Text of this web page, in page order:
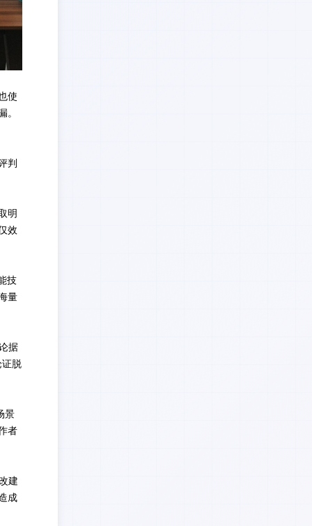
使
。
判
明
效
技
量
据
脱
景
者
建
成